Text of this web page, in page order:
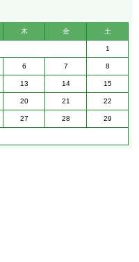
木 金 土
1
6 7 8
13 14 15
20 21 22
27 28 29